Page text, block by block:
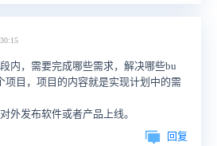
内，需要完成哪些需求，解决哪些bu
项目，项目的内容就是实现计划中的需
外发布软件或者产品上线。
回复